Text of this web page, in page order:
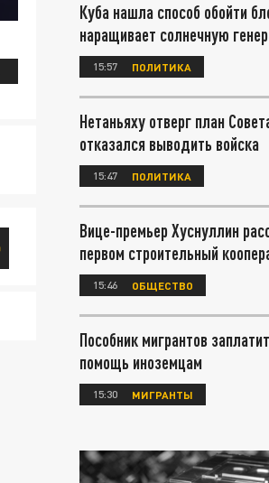
Куба нашла способ обойти
наращивает солнечную
15:57 ПОЛИТИКА
Нетаньяху отверг план
отказался выводить войска
15:47 ПОЛИТИКА
Вице-премьер Хуснуллин
первом строительный
15:46 ОБЩЕСТВО
Пособник мигрантов
помощь иноземцам
15:30 МИГРАНТЫ